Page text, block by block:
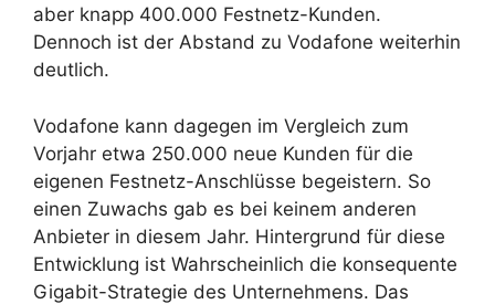
aber knapp 400.000 Festnetz-Kunden.
Dennoch ist der Abstand zu Vodafone weiterhin
deutlich.
Vodafone kann dagegen im Vergleich zum
Vorjahr etwa 250.000 neue Kunden für die
eigenen Festnetz-Anschlüsse begeistern. So
einen Zuwachs gab es bei keinem anderen
Anbieter in diesem Jahr. Hintergrund für diese
Entwicklung ist Wahrscheinlich die konsequente
Gigabit-Strategie des Unternehmens. Das